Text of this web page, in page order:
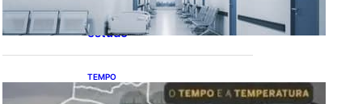
saúde com universalização
do saneamento, aponta
estudo
TEMPO
O TEMPO E A